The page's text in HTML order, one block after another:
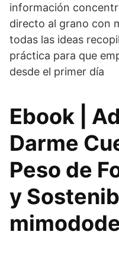
información
directo al grano con
todas las ideas
práctica para que
desde el primer día
Ebook |
Darme
Peso de
y